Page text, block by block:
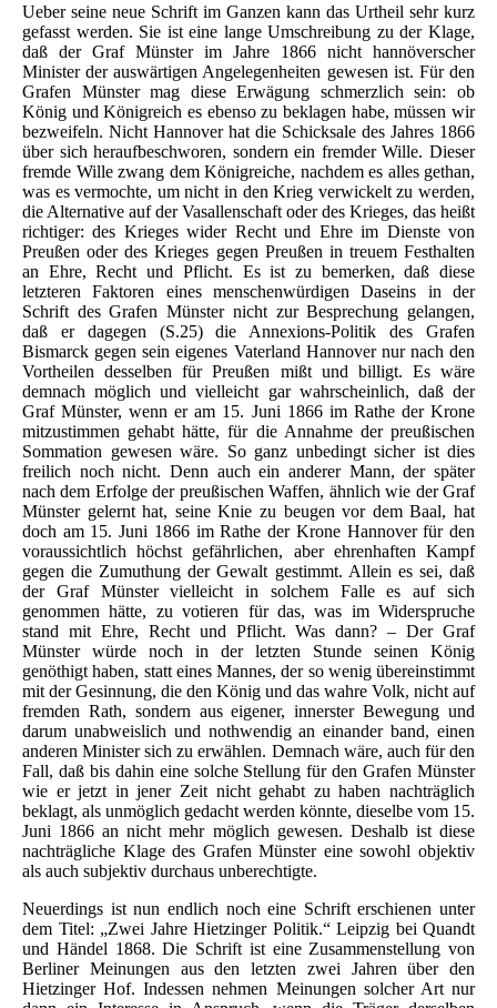
Ueber seine neue Schrift im Ganzen kann das Urtheil sehr kurz
gefasst werden. Sie ist eine lange Umschreibung zu der Klage,
daß der Graf Münster im Jahre 1866 nicht hannöverscher
Minister der auswärtigen Angelegenheiten gewesen ist. Für den
Grafen Münster mag diese Erwägung schmerzlich sein: ob
König und Königreich es ebenso zu beklagen habe, müssen wir
bezweifeln. Nicht Hannover hat die Schicksale des Jahres 1866
über sich heraufbeschworen, sondern ein fremder Wille. Dieser
fremde Wille zwang dem Königreiche, nachdem es alles gethan,
was es vermochte, um nicht in den Krieg verwickelt zu werden,
die Alternative auf der Vasallenschaft oder des Krieges, das heißt
richtiger: des Krieges wider Recht und Ehre im Dienste von
Preußen oder des Krieges gegen Preußen in treuem Festhalten
an Ehre, Recht und Pflicht. Es ist zu bemerken, daß diese
letzteren Faktoren eines menschenwürdigen Daseins in der
Schrift des Grafen Münster nicht zur Besprechung gelangen,
daß er dagegen (S.25) die Annexions-Politik des Grafen
Bismarck gegen sein eigenes Vaterland Hannover nur nach den
Vortheilen desselben für Preußen mißt und billigt. Es wäre
demnach möglich und vielleicht gar wahrscheinlich, daß der
Graf Münster, wenn er am 15. Juni 1866 im Rathe der Krone
mitzustimmen gehabt hätte, für die Annahme der preußischen
Sommation gewesen wäre. So ganz unbedingt sicher ist dies
freilich noch nicht. Denn auch ein anderer Mann, der später
nach dem Erfolge der preußischen Waffen, ähnlich wie der Graf
Münster gelernt hat, seine Knie zu beugen vor dem Baal, hat
doch am 15. Juni 1866 im Rathe der Krone Hannover für den
voraussichtlich höchst gefährlichen, aber ehrenhaften Kampf
gegen die Zumuthung der Gewalt gestimmt. Allein es sei, daß
der Graf Münster vielleicht in solchem Falle es auf sich
genommen hätte, zu votieren für das, was im Widerspruche
stand mit Ehre, Recht und Pflicht. Was dann? – Der Graf
Münster würde noch in der letzten Stunde seinen König
genöthigt haben, statt eines Mannes, der so wenig übereinstimmt
mit der Gesinnung, die den König und das wahre Volk, nicht auf
fremden Rath, sondern aus eigener, innerster Bewegung und
darum unabweislich und nothwendig an einander band, einen
anderen Minister sich zu erwählen. Demnach wäre, auch für den
Fall, daß bis dahin eine solche Stellung für den Grafen Münster
wie er jetzt in jener Zeit nicht gehabt zu haben nachträglich
beklagt, als unmöglich gedacht werden könnte, dieselbe vom 15.
Juni 1866 an nicht mehr möglich gewesen. Deshalb ist diese
nachträgliche Klage des Grafen Münster eine sowohl objektiv
als auch subjektiv durchaus unberechtigte.
Neuerdings ist nun endlich noch eine Schrift erschienen unter
dem Titel: „Zwei Jahre Hietzinger Politik.“ Leipzig bei Quandt
und Händel 1868. Die Schrift ist eine Zusammenstellung von
Berliner Meinungen aus den letzten zwei Jahren über den
Hietzinger Hof. Indessen nehmen Meinungen solcher Art nur